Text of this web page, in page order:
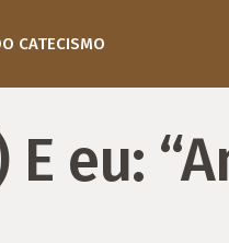
CATECISMO
eu: